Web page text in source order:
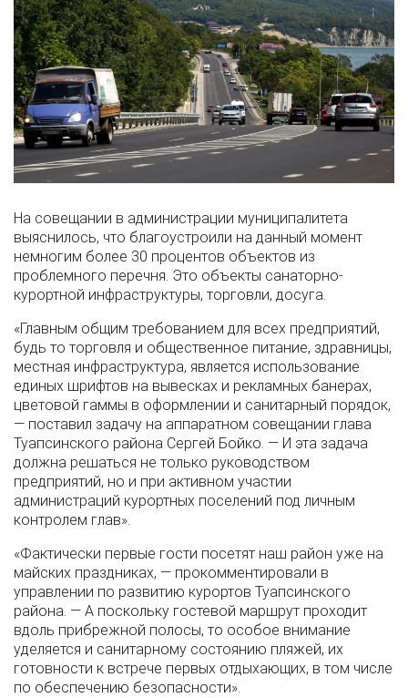
На совещании в администрации муниципалитета
выяснилось, что благоустроили на данный момент
немногим более 30 процентов объектов из
проблемного перечня. Это объекты санаторно-
курортной инфраструктуры, торговли, досуга.
«Главным общим требованием для всех предприятий,
будь то торговля и общественное питание, здравницы,
местная инфраструктура, является использование
единых шрифтов на вывесках и рекламных банерах,
цветовой гаммы в оформлении и санитарный порядок,
— поставил задачу на аппаратном совещании глава
Туапсинского района Сергей Бойко. — И эта задача
должна решаться не только руководством
предприятий, но и при активном участии
администраций курортных поселений под личным
контролем глав».
«Фактически первые гости посетят наш район уже на
майских праздниках, — прокомментировали в
управлении по развитию курортов Туапсинского
района. — А поскольку гостевой маршрут проходит
вдоль прибрежной полосы, то особое внимание
уделяется и санитарному состоянию пляжей, их
готовности к встрече первых отдыхающих, в том числе
по обеспечению безопасности».